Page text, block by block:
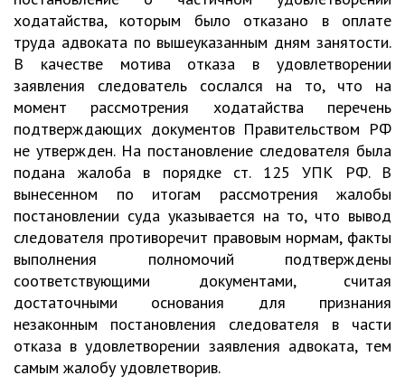
ходатайства, которым было отказано в оплате
труда адвоката по вышеуказанным дням занятости.
В качестве мотива отказа в удовлетворении
заявления следователь сослался на то, что на
момент рассмотрения ходатайства перечень
подтверждающих документов Правительством РФ
не утвержден. На постановление следователя была
подана жалоба в порядке ст. 125 УПК РФ. В
вынесенном по итогам рассмотрения жалобы
постановлении суда указывается на то, что вывод
следователя противоречит правовым нормам, факты
выполнения полномочий подтверждены
соответствующими документами, считая
достаточными основания для признания
незаконным постановления следователя в части
отказа в удовлетворении заявления адвоката, тем
самым жалобу удовлетворив.